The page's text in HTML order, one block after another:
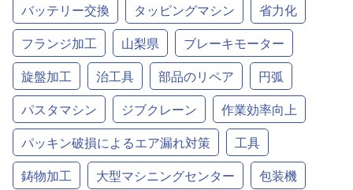
バッテリー交換
タッピングマシン
省力化
フランジ加工
山梨県
ブレーキモーター
旋盤加工
治工具 部品のリペア
円弧
パスタマシン
ジブクレーン
作業効率向上
パッキン破損によるエア漏れ対策
工具
鋳物加工
大型マシニングセンター
包装機